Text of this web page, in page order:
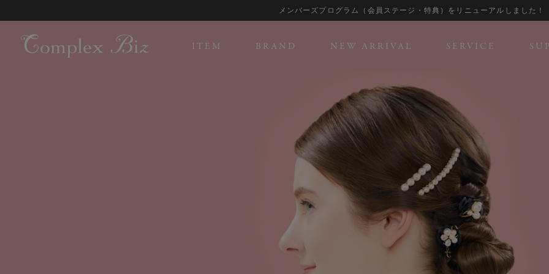
メンバーズプログラム（会員ステージ・特典）をリニューアルしました！
ITEM BRAND NEW ARRIVAL SERVICE